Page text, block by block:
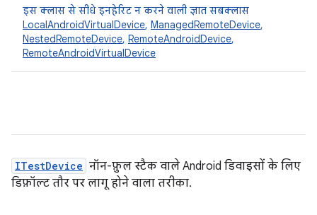
इस क्लास से सीधे इनहेरिट न करने वाली ज्ञात सबक्लास
LocalAndroidVirtualDevice, ManagedRemoteDevice,
NestedRemoteDevice, RemoteAndroidDevice,
RemoteAndroidVirtualDevice
ITestDevice नॉन-फ़ुल स्टैक वाले Android डिवाइसों के लिए
डिफ़ॉल्ट तौर पर लागू होने वाला तरीका.